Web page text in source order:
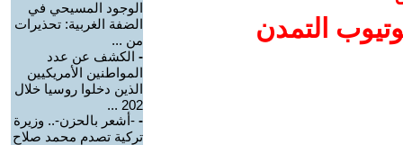
التمدن
الوجود المسيحي في
الضفة الغربية: تحذيرات
من ...
- الكشف عن عدد
المواطنين الأمريكيين
الذين دخلوا روسيا خلال
202 ...
- -أشعر بالحزن-.. وزيرة
تركية تصدم محمد صلاح